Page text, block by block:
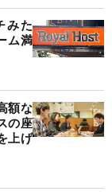
みた
ム満
額な
の座
上げ